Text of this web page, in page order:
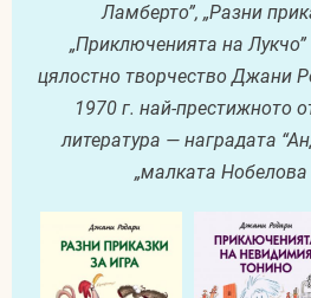
Ламберто”, „Разни
„Приключенията на
цялостно творчество Джани
1970 г. най-престижното
литература — наградата
„малката Нобелова